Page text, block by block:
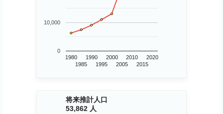
1980
1985
1990
1995
2000
2005
2010
2015
2020
0
10,000
将来推計人口
53,862 人